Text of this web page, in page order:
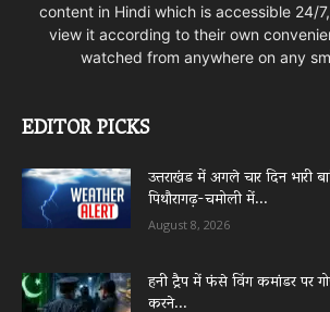
content in Hindi which is accessible 24/
view it according to their own
watched from anywhere on any
EDITOR PICKS
उत्तराखंड में अगले चार दिन भारी
पिथौरागढ़-चमोली में...
August 8, 2026
हनी ट्रैप में फंसे विंग कमांडर पर
करने...